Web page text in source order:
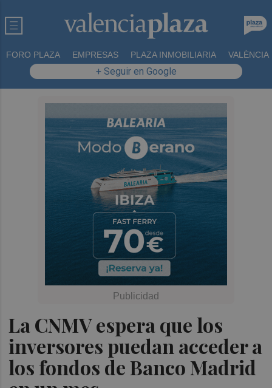
FORO PLAZA EMPRESAS PLAZA INMOBILIARIA VALÈNCIA
+ Seguir en Google
La CNMV espera que los
inversores puedan acceder a
los fondos de Banco Madrid